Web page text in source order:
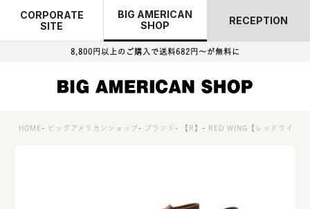
CORPORATE
SITE
BIG AMERICAN
SHOP
RECEPTION
8,800円以上のご購入で送料682円～が無料に
HOME ビッグアメリカンショップ ブランド 【R】 RED WING【レッドウイング